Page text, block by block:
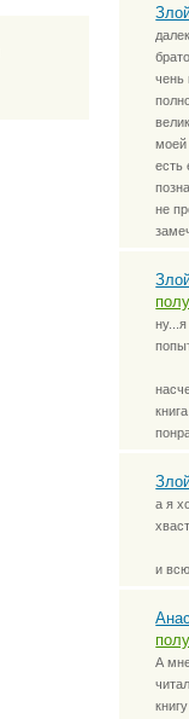
чень
моей
есть
не
а я
и
А